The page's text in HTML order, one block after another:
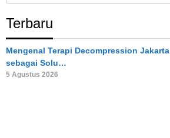
Terbaru
Mengenal Terapi Decompression Jakarta
sebagai Solu…
5 Agustus 2026